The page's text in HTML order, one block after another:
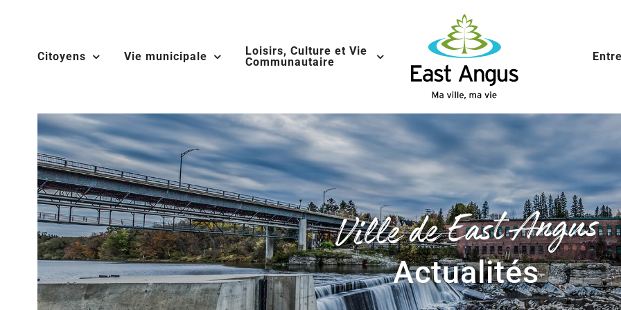
contentCitoyens Vie municipale
Loisirs, Culture et Vie
Communautaire
Ville de East Angus
Actualités